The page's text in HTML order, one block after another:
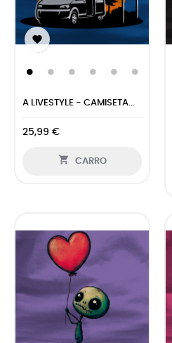

A LIVESTYLE - CAMISETA...
25,99 €
 CARRO